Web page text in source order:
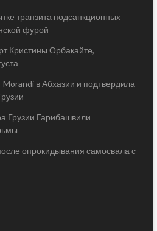
транзита подсанкционных
фурой
Кристины Орбакайте,
в Абхазии и подтвердила
Грузии Гарибашвили
опрокидывания самосвала с